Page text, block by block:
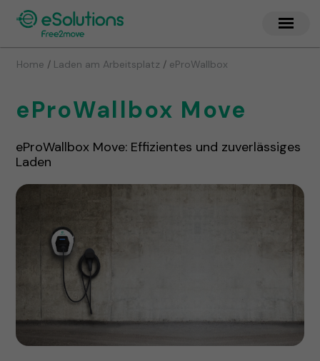
Home / Laden am Arbeitsplatz / eProWallbox
eProWallbox Move
eProWallbox Move: Effizientes und zuverlässiges
Laden